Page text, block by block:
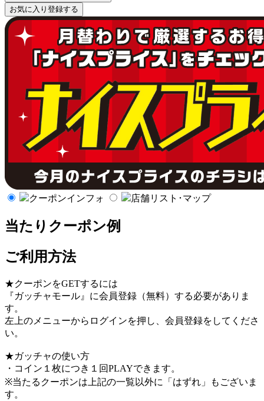
お気に入り登録する
クーポンインフォ 店舗リスト･マップ
当たりクーポン例
ご利用方法
★クーポンをGETするには
『ガッチャモール』に会員登録（無料）する必要がありま
す。
左上のメニューからログインを押し、会員登録をしてくださ
い。
★ガッチャの使い方
・コイン１枚につき１回PLAYできます。
※当たるクーポンは上記の一覧以外に「はずれ」もございま
す。